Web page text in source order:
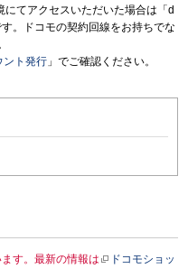
てアクセスいただいた場合は「d
。ドコモの契約回線をお持ちでな
ント発行 」でご確認ください。
す。最新の情報は
ドコモショッ